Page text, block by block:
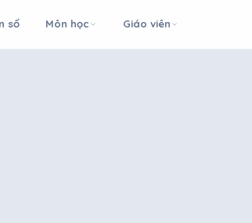
số Môn học Giáo viên